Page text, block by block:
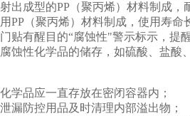
出成型的PP（聚丙烯）材料制成，
PP（聚丙烯）材料制成，使用寿命
贴有醒目的“腐蚀性"警示标示，提
蚀性化学品的储存，如硫酸、盐酸
学品应一直存放在密闭容器内；
漏防控用品及时清理内部溢出物；